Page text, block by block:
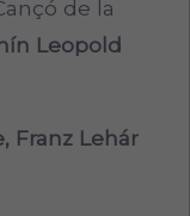
de la
Leopold
Franz Lehár